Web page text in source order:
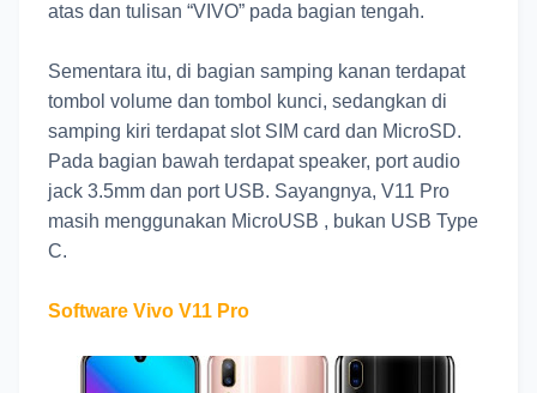
atas dan tulisan “VIVO” pada bagian tengah.
Sementara itu, di bagian samping kanan terdapat
tombol volume dan tombol kunci, sedangkan di
samping kiri terdapat slot SIM card dan MicroSD.
Pada bagian bawah terdapat speaker, port audio
jack 3.5mm dan port USB. Sayangnya, V11 Pro
masih menggunakan MicroUSB , bukan USB Type
C.
Software Vivo V11 Pro